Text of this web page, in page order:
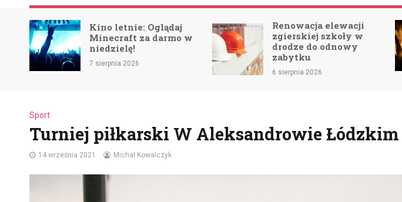
Kino letnie: Oglądaj
Minecraft za darmo w
niedzielę!
7 sierpnia 2026
Renowacja elewacji
zgierskiej szkoły w
drodze do odnowy
zabytku
6 sierpnia 2026
Sport
Turniej piłkarski W Aleksandrowie Łódzkim
14 września 2021 Michał Kowalczyk